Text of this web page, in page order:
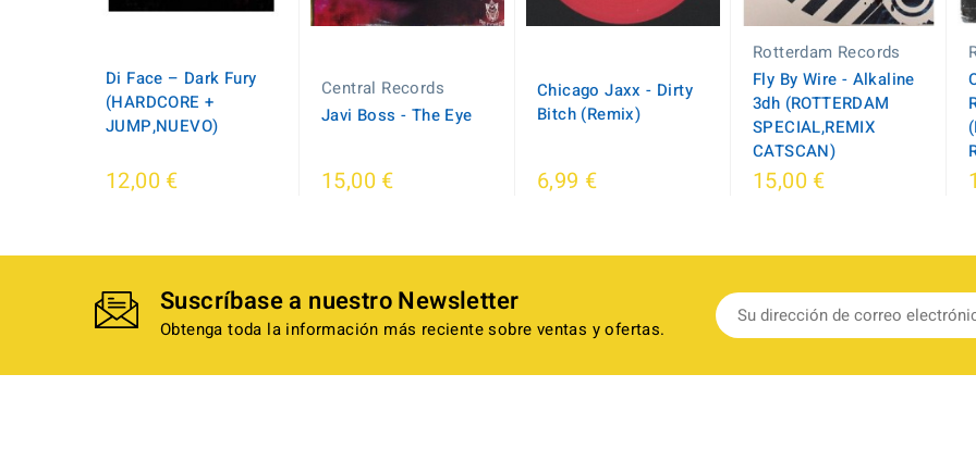
Di Face – Dark Fury
(HARDCORE +
JUMP,NUEVO)
12,00 €
Central Records
Javi Boss - The Eye
15,00 €
Chicago Jaxx - Dirty
Bitch (Remix)
6,99 €
Rotterdam Records
Fly By Wire - Alkaline
3dh (ROTTERDAM
SPECIAL,REMIX
CATSCAN)
15,00 €
Suscríbase a nuestro Newsletter
Obtenga toda la información más reciente sobre ventas y ofertas.